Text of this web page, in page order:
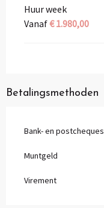
Huur week
Vanaf€ 1.980,00
Betalingsmethoden
Bank- en postcheques
Muntgeld
Virement